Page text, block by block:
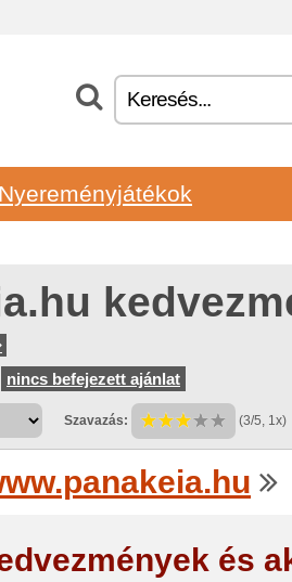
Nyereményjátékok
nincs befejezett ajánlat
Szavazás: (3/5, 1x)
és